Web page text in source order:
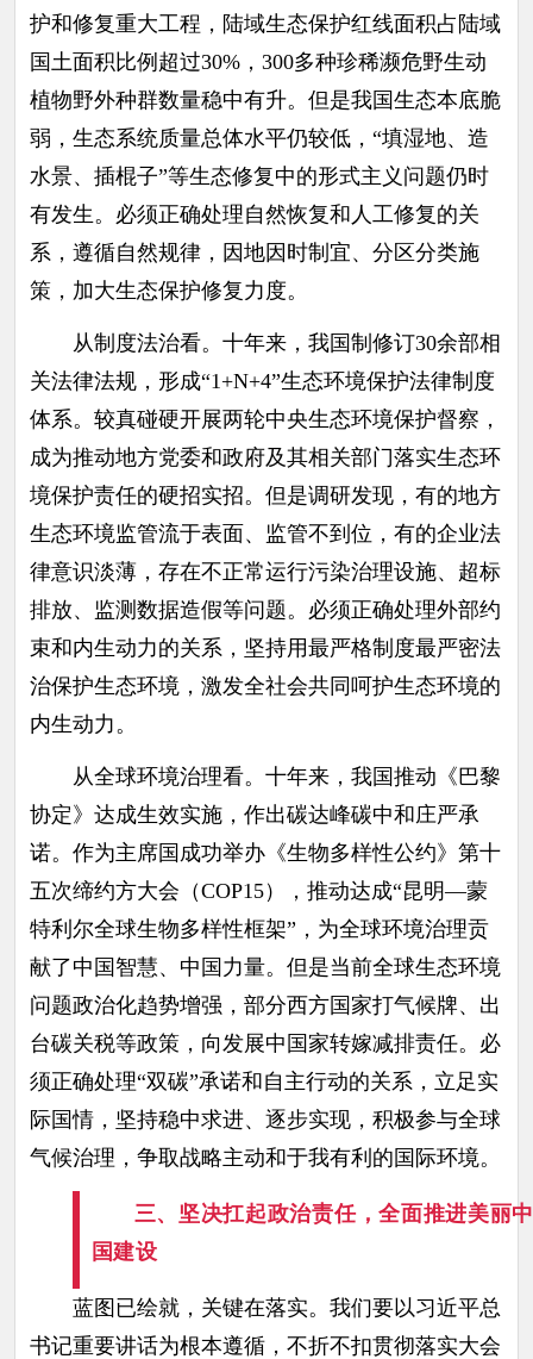
护和修复重大工程，陆域生态保护红线面积占陆域
国土面积比例超过30%，300多种珍稀濒危野生动
植物野外种群数量稳中有升。但是我国生态本底脆
弱，生态系统质量总体水平仍较低，“填湿地、造
水景、插棍子”等生态修复中的形式主义问题仍时
有发生。必须正确处理自然恢复和人工修复的关
系，遵循自然规律，因地因时制宜、分区分类施
策，加大生态保护修复力度。
从制度法治看。十年来，我国制修订30余部相
关法律法规，形成“1+N+4”生态环境保护法律制度
体系。较真碰硬开展两轮中央生态环境保护督察，
成为推动地方党委和政府及其相关部门落实生态环
境保护责任的硬招实招。但是调研发现，有的地方
生态环境监管流于表面、监管不到位，有的企业法
律意识淡薄，存在不正常运行污染治理设施、超标
排放、监测数据造假等问题。必须正确处理外部约
束和内生动力的关系，坚持用最严格制度最严密法
治保护生态环境，激发全社会共同呵护生态环境的
内生动力。
从全球环境治理看。十年来，我国推动《巴黎
协定》达成生效实施，作出碳达峰碳中和庄严承
诺。作为主席国成功举办《生物多样性公约》第十
五次缔约方大会（COP15），推动达成“昆明—蒙
特利尔全球生物多样性框架”，为全球环境治理贡
献了中国智慧、中国力量。但是当前全球生态环境
问题政治化趋势增强，部分西方国家打气候牌、出
台碳关税等政策，向发展中国家转嫁减排责任。必
须正确处理“双碳”承诺和自主行动的关系，立足实
际国情，坚持稳中求进、逐步实现，积极参与全球
气候治理，争取战略主动和于我有利的国际环境。
三、坚决扛起政治责任，全面推进美丽中
国建设
蓝图已绘就，关键在落实。我们要以习近平总
书记重要讲话为根本遵循，不折不扣贯彻落实大会